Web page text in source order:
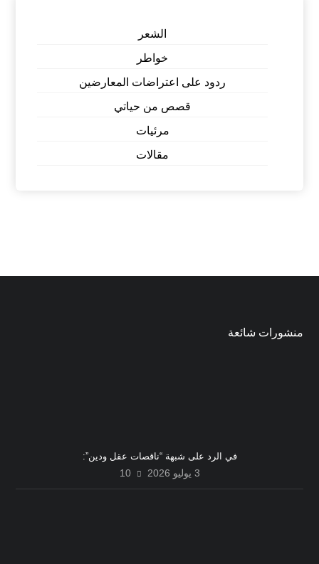
الشعر
خواطر
ردود على اعتراضات المعارضين
قصص من حياتي
مرئيات
مقالات
منشورات شائعة
في الرد على شبهة “ناقصات عقل ودين”:
3 يوليو 2026 10